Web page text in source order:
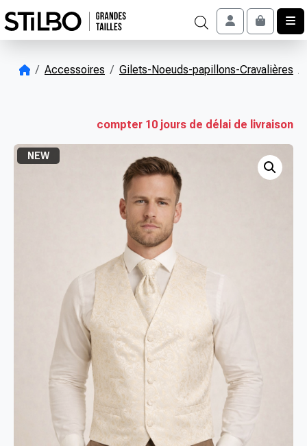
Account
Cart
Accessoires Gilets-Noeuds-papillons-Cravalières
compter 10 jours de délai de livraison
NEW